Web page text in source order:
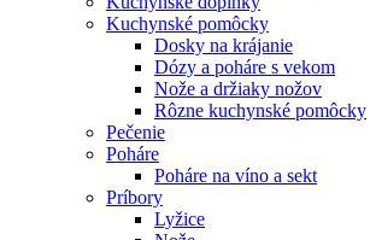
Kuchynské pomôcky
Dosky na krájanie
Dózy a poháre s vekom
Nože a držiaky nožov
Rôzne kuchynské pomôcky
Pečenie
Poháre
Poháre na víno a sekt
Príbory
Lyžice